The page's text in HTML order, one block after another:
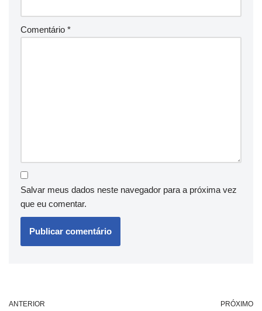
Comentário *
Salvar meus dados neste navegador para a próxima vez
que eu comentar.
ANTERIOR PRÓXIMO